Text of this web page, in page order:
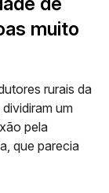
muito
rurais da
um
pela
, que parecia